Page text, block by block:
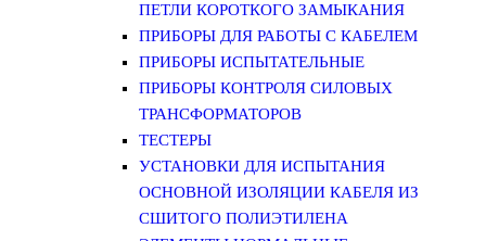
ПЕТЛИ КОРОТКОГО ЗАМЫКАНИЯ
ПРИБОРЫ ДЛЯ РАБОТЫ С КАБЕЛЕМ
ПРИБОРЫ ИСПЫТАТЕЛЬНЫЕ
ПРИБОРЫ КОНТРОЛЯ СИЛОВЫХ
ТРАНСФОРМАТОРОВ
ТЕСТЕРЫ
УСТАНОВКИ ДЛЯ ИСПЫТАНИЯ
ОСНОВНОЙ ИЗОЛЯЦИИ КАБЕЛЯ ИЗ
СШИТОГО ПОЛИЭТИЛЕНА